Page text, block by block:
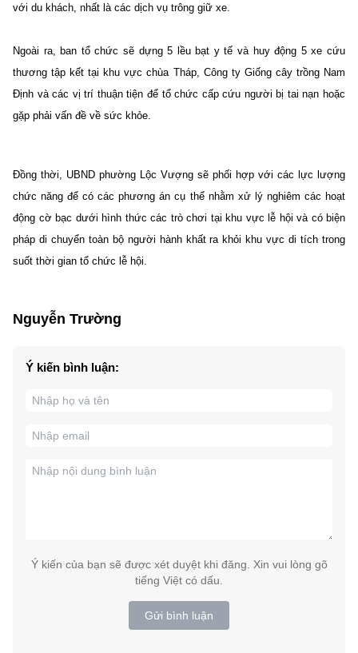
với du khách, nhất là các dịch vụ trông giữ xe.
Ngoài ra, ban tổ chức sẽ dựng 5 lều bạt y tế và huy động 5 xe cứu
thương tập kết tại khu vực chùa Tháp, Công ty Giống cây trồng Nam
Định và các vị trí thuận tiện để tổ chức cấp cứu người bị tai nạn hoặc
gặp phải vấn đề về sức khỏe.
Đồng thời, UBND phường Lộc Vượng sẽ phối hợp với các lực lượng
chức năng để có các phương án cụ thể nhằm xử lý nghiêm các hoạt
động cờ bạc dưới hình thức các trò chơi tại khu vực lễ hội và có biện
pháp di chuyển toàn bộ người hành khất ra khỏi khu vực di tích trong
suốt thời gian tổ chức lễ hội.
Nguyễn Trường
Ý kiến bình luận:
Ý kiến của bạn sẽ được xét duyệt khi đăng. Xin vui lòng gõ
tiếng Việt có dấu.
Gửi bình luận